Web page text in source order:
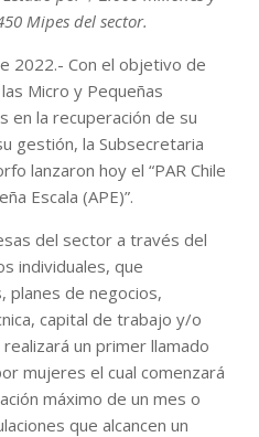
Mipes del sector.
2022.- Con el objetivo de
Micro y Pequeñas
en la recuperación de su
gestión, la Subsecretaria
lanzaron hoy el “PAR Chile
Escala (APE)”.
del sector a través del
individuales, que
planes de negocios,
capital de trabajo y/o
un primer llamado
mujeres el cual comenzará
máximo de un mes o
que alcancen un